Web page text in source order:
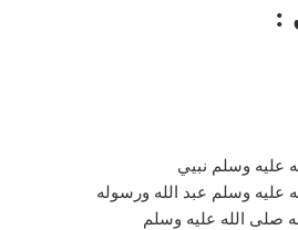
عليه وسلم نبيي
عليه وسلم عبد الله ورسوله
صلى الله عليه وسلم